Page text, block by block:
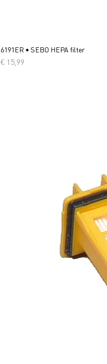
6191ER • SEBO HEPA filter
Prijs
€ 15,99